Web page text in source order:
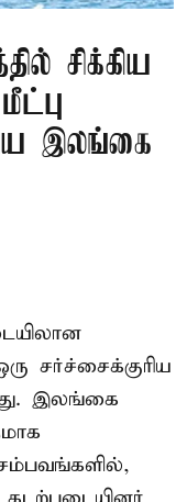
சிக்கிய
இலங்கை
சர்ச்சைக்குரிய
இலங்கை